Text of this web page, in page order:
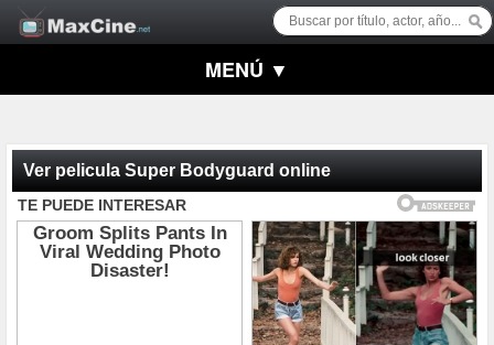
MENÚ ▼
Ver pelicula Super Bodyguard online